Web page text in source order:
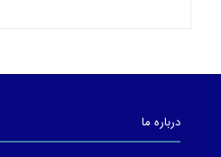
درباره ما